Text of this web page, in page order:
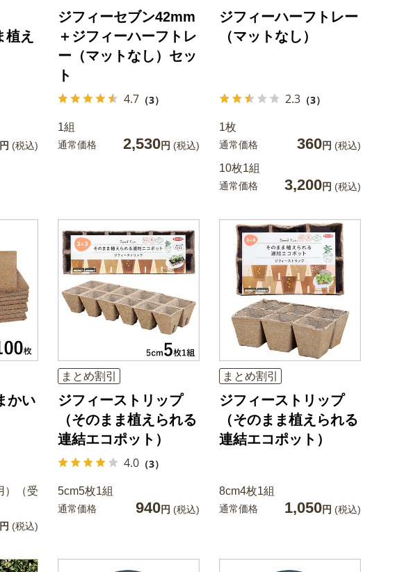
植え
円 (税込)
ジフィーセブン42mm
＋ジフィーハーフトレ
ー（マットなし）セッ
ト
4.7 （3）
1組
通常価格 2,530円 (税込)
ジフィーハーフトレー
（マットなし）
2.3 （3）
1枚
通常価格 360円 (税込)
10枚1組
通常価格 3,200円 (税込)
かい
）（受
円 (税込)
まとめ割引
ジフィーストリップ
（そのまま植えられる
連結エコポット）
4.0 （3）
5cm5枚1組
通常価格 940円 (税込)
まとめ割引
ジフィーストリップ
（そのまま植えられる
連結エコポット）
8cm4枚1組
通常価格 1,050円 (税込)